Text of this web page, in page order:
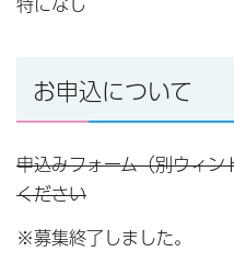
特になし
お申込について
申込みフォーム（別ウィン
ください
※募集終了しました。